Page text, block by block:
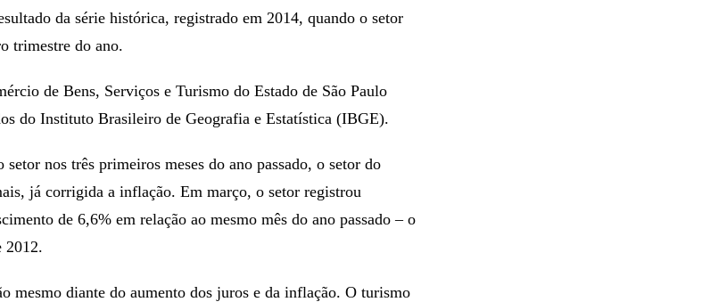
da série histórica, registrado em 2014, quando o setor
trimestre do ano.
de Bens, Serviços e Turismo do Estado de São Paulo
do Instituto Brasileiro de Geografia e Estatística (IBGE).
setor nos três primeiros meses do ano passado, o setor do
já corrigida a inflação. Em março, o setor registrou
de 6,6% em relação ao mesmo mês do ano passado – o
2012.
mesmo diante do aumento dos juros e da inflação. O turismo